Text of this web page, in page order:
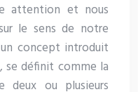
attention et nous
le sens de notre
concept introduit
se définit comme la
deux ou plusieurs